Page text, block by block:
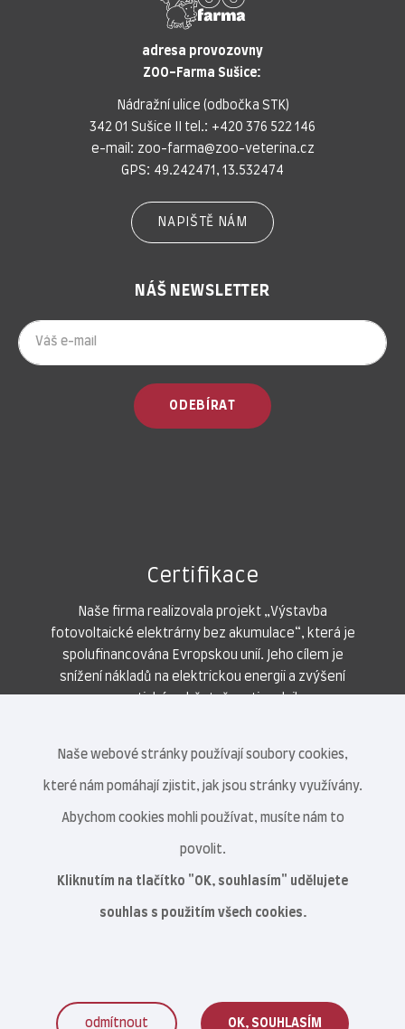
adresa provozovny
ZOO-Farma Sušice:
Nádražní ulice (odbočka STK)
342 01 Sušice II tel.: +420 376 522 146
e-mail: zoo-farma@zoo-veterina.cz
GPS: 49.242471, 13.532474
NAPIŠTĚ NÁM
NÁŠ NEWSLETTER
ODEBÍRAT
Certifikace
Naše firma realizovala projekt „Výstavba
fotovoltaické elektrárny bez akumulace“, která je
spolufinancována Evropskou unií. Jeho cílem je
snížení nákladů na elektrickou energii a zvýšení
Naše webové stránky používají soubory cookies,
které nám pomáhají zjistit, jak jsou stránky využívány.
Abychom cookies mohli používat, musíte nám to
povolit.
Kliknutím na tlačítko "OK, souhlasím" udělujete
souhlas s použitím všech cookies.
odmítnout OK, SOUHLASÍM